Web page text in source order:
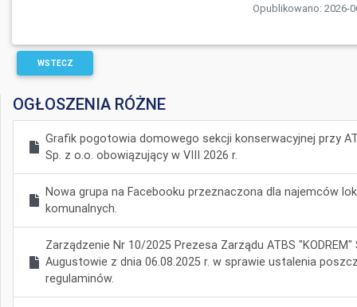
Opublikowano: 2026-
WSTECZ
OGŁOSZENIA RÓŻNE
Grafik pogotowia domowego sekcji konserwacyjnej przy
Sp. z o.o. obowiązujący w VIII 2026 r.
Nowa grupa na Facebooku przeznaczona dla najemców
komunalnych.
Zarządzenie Nr 10/2025 Prezesa Zarządu ATBS "KODREM"
Augustowie z dnia 06.08.2025 r. w sprawie ustalenia
regulaminów.